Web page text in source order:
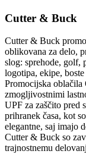
Cutter & Buck
Cutter & Buck
oblikovana za delo,
slog: sprehode, golf,
logotipa, ekipe,
Promocijska oblačila
zmogljivostnimi
UPF za zaščito pred
prihranek časa, kot
elegantne, saj imajo
Cutter & Buck so
trajnostnemu